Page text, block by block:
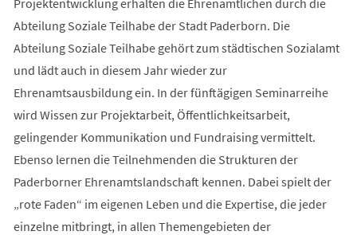
Abteilung Soziale Teilhabe der Stadt Paderborn. Die
Abteilung Soziale Teilhabe gehört zum städtischen Sozialamt
und lädt auch in diesem Jahr wieder zur
Ehrenamtsausbildung ein. In der fünftägigen Seminarreihe
wird Wissen zur Projektarbeit, Öffentlichkeitsarbeit,
gelingender Kommunikation und Fundraising vermittelt.
Ebenso lernen die Teilnehmenden die Strukturen der
Paderborner Ehrenamtslandschaft kennen. Dabei spielt der
„rote Faden“ im eigenen Leben und die Expertise, die jeder
einzelne mitbringt, in allen Themengebieten der